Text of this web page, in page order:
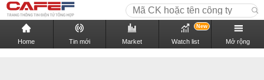
Home Tin mới Market Watch list
New
Mở rộng